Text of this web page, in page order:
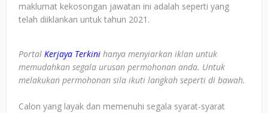
maklumat kekosongan jawatan ini adalah seperti yang
telah diiklankan untuk tahun 2021.
Portal Kerjaya Terkini hanya menyiarkan iklan untuk
memudahkan segala urusan permohonan anda. Untuk
melakukan permohonan sila ikuti langkah seperti di bawah.
Calon yang layak dan memenuhi segala syarat-syarat